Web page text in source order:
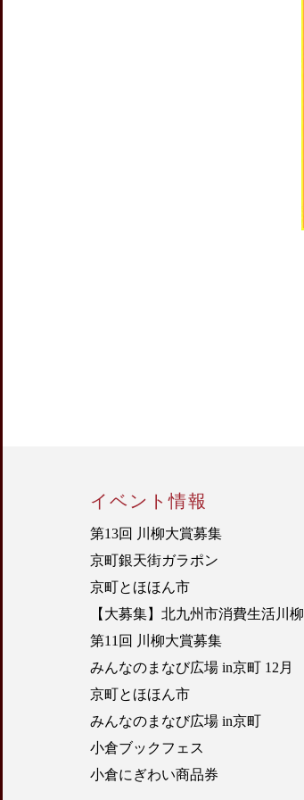
イベント情報
第13回 川柳大賞募集
京町銀天街ガラポン
京町とほほん市
【大募集】北九州市消費生活川柳
第11回 川柳大賞募集
みんなのまなび広場 in京町 12月
京町とほほん市
みんなのまなび広場 in京町
小倉ブックフェス
小倉にぎわい商品券